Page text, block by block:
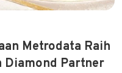
Metrodata Raih
Diamond Partner